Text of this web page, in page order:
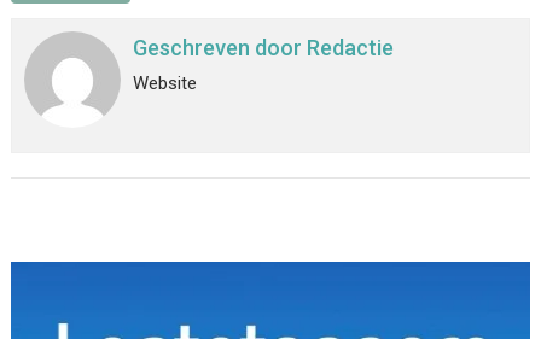
Geschreven door Redactie
Website